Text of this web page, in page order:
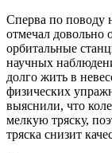
Сперва по поводу
отмечал
орбитальные
научных
долго жить в
физических
выяснили, что
мелкую тряску,
тряска снизит